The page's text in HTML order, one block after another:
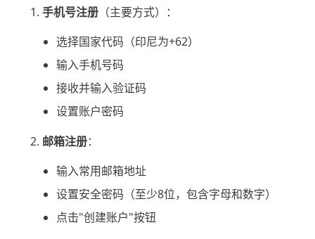
手机号注册 （主要方式）：
选择国家代码（印尼为+62）
输入手机号码
接收并输入验证码
设置账户密码
邮箱注册：
输入常用邮箱地址
设置安全密码（至少8位，包含字母和数字）
点击"创建账户"按钮